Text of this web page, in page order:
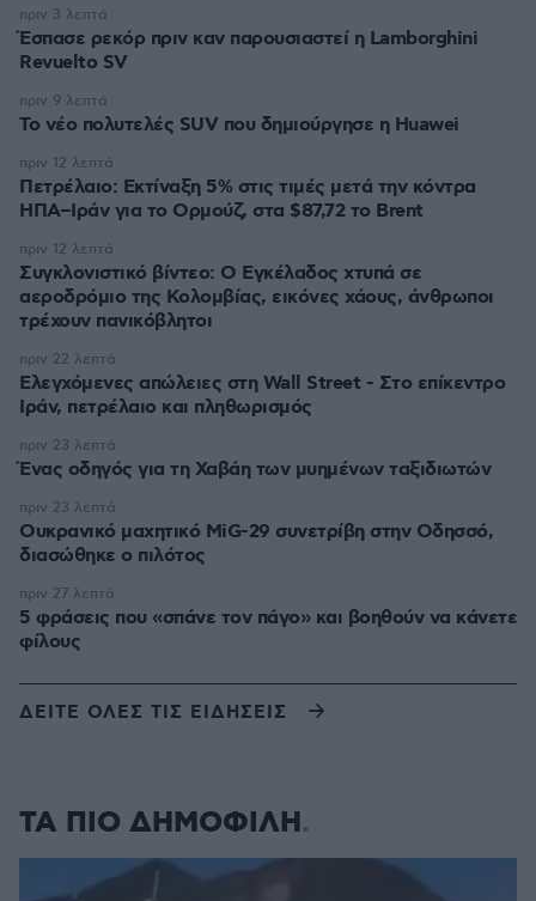
Έσπασε ρεκόρ πριν καν παρουσιαστεί η Lamborghini
Revuelto SV
πριν 3 λεπτά
Το νέο πολυτελές SUV που δημιούργησε η Huawei
πριν 9 λεπτά
Πετρέλαιο: Εκτίναξη 5% στις τιμές μετά την κόντρα
ΗΠΑ–Ιράν για το Ορμούζ, στα $87,72 το Brent
πριν 12 λεπτά
Συγκλονιστικό βίντεο: Ο Εγκέλαδος χτυπά σε
αεροδρόμιο της Κολομβίας, εικόνες χάους, άνθρωποι
τρέχουν πανικόβλητοι
πριν 12 λεπτά
Ελεγχόμενες απώλειες στη Wall Street - Στο επίκεντρο
Ιράν, πετρέλαιο και πληθωρισμός
πριν 22 λεπτά
Ένας οδηγός για τη Χαβάη των μυημένων ταξιδιωτών
πριν 23 λεπτά
Oυκρανικό μαχητικό MiG-29 συνετρίβη στην Οδησσό,
διασώθηκε ο πιλότος
πριν 23 λεπτά
5 φράσεις που «σπάνε τον πάγο» και βοηθούν να κάνετε
φίλους
πριν 27 λεπτά
ΔΕΙΤΕ ΟΛΕΣ ΤΙΣ ΕΙΔΗΣΕΙΣ
ΤΑ ΠΙΟ ΔΗΜΟΦΙΛΗ